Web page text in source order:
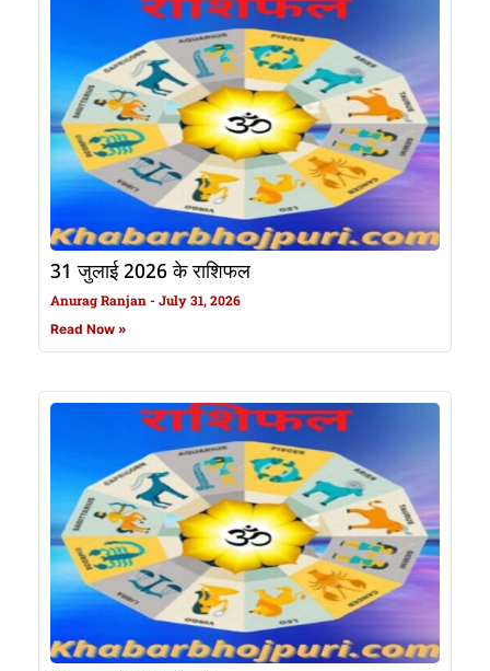
31 जुलाई 2026 के राशिफल
Anurag Ranjan July 31, 2026
Read Now »